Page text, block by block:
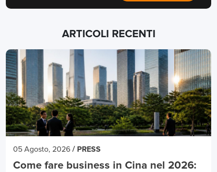
ARTICOLI RECENTI
05 Agosto, 2026 / PRESS
Come fare business in Cina nel 2026: